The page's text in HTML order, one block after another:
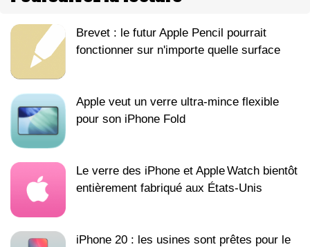
Brevet : le futur Apple Pencil pourrait
fonctionner sur n'importe quelle surface
Apple veut un verre ultra-mince flexible
pour son iPhone Fold
Le verre des iPhone et Apple Watch bientôt
entièrement fabriqué aux États-Unis
iPhone 20 : les usines sont prêtes pour le